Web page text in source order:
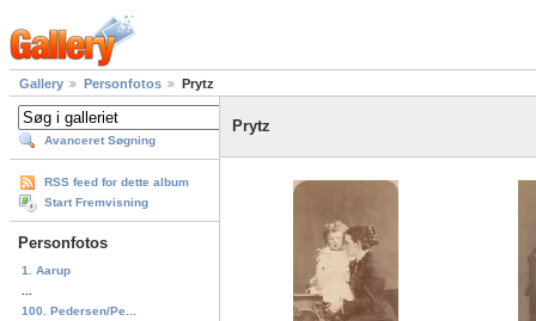
Gallery Personfotos Prytz
Avanceret Søgning
RSS feed for dette album
Start Fremvisning
Personfotos
1. Aarup
100. Pedersen/Pe...
Prytz